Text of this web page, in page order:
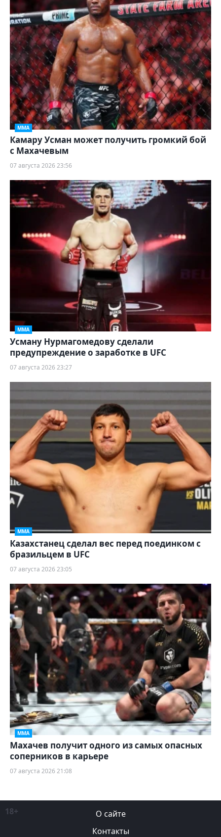
ММА
Камару Усман может получить громкий бой
с Махачевым
07 августа 2026 23:56
ММА
Усману Нурмагомедову сделали
предупреждение о заработке в UFC
07 августа 2026 23:27
ММА
Казахстанец сделал вес перед поединком с
бразильцем в UFC
07 августа 2026 23:05
ММА
Махачев получит одного из самых опасных
соперников в карьере
07 августа 2026 21:08
18+
О сайте
Контакты